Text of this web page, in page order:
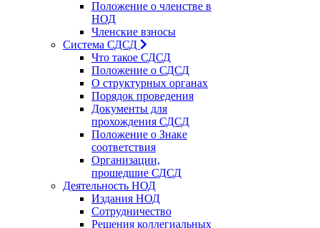
Положение о членстве в
НОД
Членские взносы
Система СДСД
Что такое СДСД
Положение о СДСД
О структурных органах
Порядок проведения
Документы для
прохождения СДСД
Положение о Знаке
соответствия
Организации,
прошедшие СДСД
Деятельность НОД
Издания НОД
Сотрудничество
Решения коллегиальных